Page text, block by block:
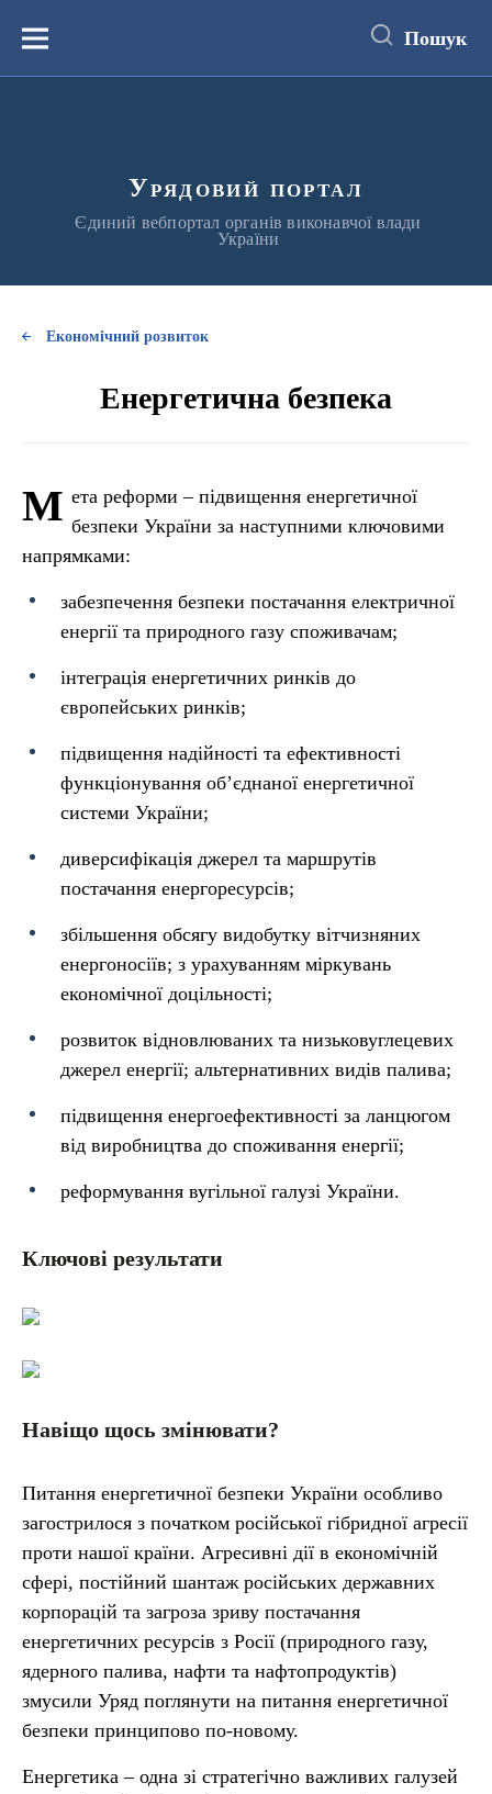
вмістуМеню Пошук
Урядовий портал
Єдиний вебпортал органів виконавчої влади
України
Економічний розвиток
Енергетична безпека
М ета реформи – підвищення енергетичної
безпеки України за наступними ключовими
напрямками:
забезпечення безпеки постачання електричної
енергії та природного газу споживачам;
інтеграція енергетичних ринків до
європейських ринків;
підвищення надійності та ефективності
функціонування об’єднаної енергетичної
системи України;
диверсифікація джерел та маршрутів
постачання енергоресурсів;
збільшення обсягу видобутку вітчизняних
енергоносіїв; з урахуванням міркувань
економічної доцільності;
розвиток відновлюваних та низьковуглецевих
джерел енергії; альтернативних видів палива;
підвищення енергоефективності за ланцюгом
від виробництва до споживання енергії;
реформування вугільної галузі України.
Ключові результати
Навіщо щось змінювати?
Питання енергетичної безпеки України особливо
загострилося з початком російської гібридної агресії
проти нашої країни. Агресивні дії в економічній
сфері, постійний шантаж російських державних
корпорацій та загроза зриву постачання
енергетичних ресурсів з Росії (природного газу,
ядерного палива, нафти та нафтопродуктів)
змусили Уряд поглянути на питання енергетичної
безпеки принципово по-новому.
Енергетика – одна зі стратегічно важливих галузей